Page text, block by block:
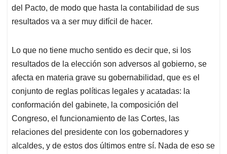
del Pacto, de modo que hasta la contabilidad de sus
resultados va a ser muy difícil de hacer.
Lo que no tiene mucho sentido es decir que, si los
resultados de la elección son adversos al gobierno, se
afecta en materia grave su gobernabilidad, que es el
conjunto de reglas políticas legales y acatadas: la
conformación del gabinete, la composición del
Congreso, el funcionamiento de las Cortes, las
relaciones del presidente con los gobernadores y
alcaldes, y de estos dos últimos entre sí. Nada de eso se